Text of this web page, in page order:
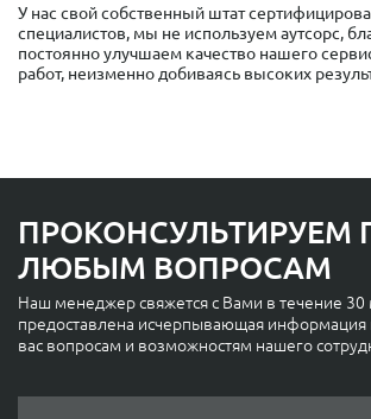
У нас свой собственный штат
специалистов, мы не используем аутсорс,
постоянно улучшаем качество нашего
работ, неизменно добиваясь высоких
ПРОКОНСУЛЬТИРУЕМ
ЛЮБЫМ ВОПРОСАМ
Наш менеджер свяжется с Вами в течение 30
предоставлена исчерпывающая
вас вопросам и возможностям нашего